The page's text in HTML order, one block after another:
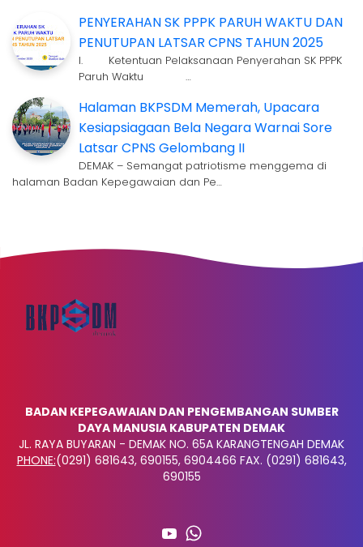
PENYERAHAN SK PPPK PARUH WAKTU DAN
PENUTUPAN LATSAR CPNS TAHUN 2025
I. Ketentuan Pelaksanaan Penyerahan SK PPPK
Paruh Waktu …
Halaman BKPSDM Memerah, Upacara
Kesiapsiagaan Bela Negara Warnai Sore
Latsar CPNS Gelombang II
DEMAK – Semangat patriotisme menggema di
halaman Badan Kepegawaian dan Pe…
BADAN KEPEGAWAIAN DAN PENGEMBANGAN SUMBER
DAYA MANUSIA KABUPATEN DEMAK
JL. RAYA BUYARAN - DEMAK NO. 65A KARANGTENGAH DEMAK
PHONE:(0291) 681643, 690155, 6904466 FAX. (0291) 681643,
690155